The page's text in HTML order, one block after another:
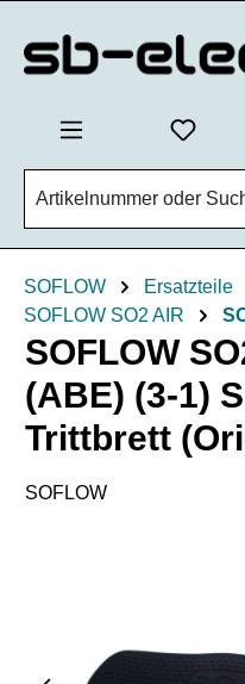
SOFLOW Ersatzteile
SOFLOW SO2 AIR
SOFLOW
(ABE) (3-1)
Trittbrett
SOFLOW